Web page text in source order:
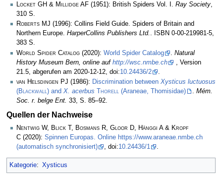
Locket GH & Millidge AF (1951): British Spiders Vol. I. Ray Society,
310 S.
Roberts MJ (1996): Collins Field Guide. Spiders of Britain and
Northern Europe. HarperCollins Publishers Ltd. . ISBN 0-00-219981-5,
383 S.
World Spider Catalog (2020): World Spider Catalog
Natural
History Museum Bern, online auf http://wsc.nmbe.ch
, Version
21.5, abgerufen am 2020-12-12, doi:10.24436/2
van Helsdingen PJ (1986): Discrimination between Xysticus luctuosus
(Blackwall ) and X. acerbus Thorell (Araneae, Thomisidae)
Mém.
Soc. r. belge Ent. 33, S. 85–92.
Quellen der Nachweise
Nentwig W, Blick T, Bosmans R, Gloor D, Hänggi A & Kropf
C (2020): Spinnen Europas. Online https://www.araneae.nmbe.ch
(automatisch synchronisiert)
, doi:10.24436/1
Kategorie: Xysticus